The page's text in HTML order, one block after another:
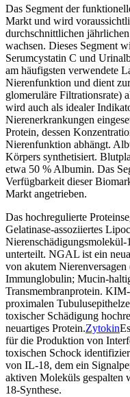
Das Segment der
Markt und wird
durchschnittlichen
wachsen. Dieses Segment
Serumcystatin C und
am häufigsten verwendete
Nierenfunktion und dient
glomeruläre Filtrationsrate)
wird auch als idealer
Nierenerkrankungen
Protein, dessen
Nierenfunktion abhängt.
Körpers synthetisiert.
etwa 50 % Albumin. Das
Verfügbarkeit dieser
Markt angetrieben.
Das hochregulierte
Gelatinase-assoziiertes
unterteilt. NGAL ist ein
von akutem
Immunglobulin; Mucin-
Transmembranprotein.
proximalen
toxischer Schädigung
neuartiges Protein.Zytokin
für die Produktion von
toxischen Schock
von IL-18, dem ein
aktiven Moleküls gespalten
18-Synthese.